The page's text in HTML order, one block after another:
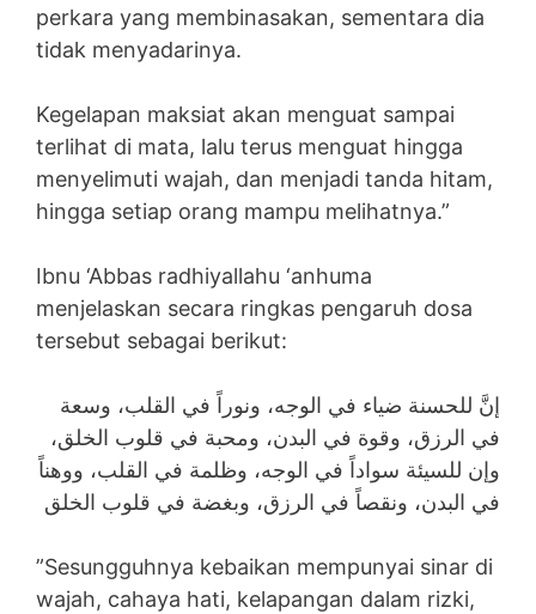
perkara yang membinasakan, sementara dia
tidak menyadarinya.
Kegelapan maksiat akan menguat sampai
terlihat di mata, lalu terus menguat hingga
menyelimuti wajah, dan menjadi tanda hitam,
hingga setiap orang mampu melihatnya.”
Ibnu ‘Abbas radhiyallahu ‘anhuma
menjelaskan secara ringkas pengaruh dosa
tersebut sebagai berikut:
إنَّ للحسنة ضياء في الوجه، ونوراً في القلب، وسعة
في الرزق، وقوة في البدن، ومحبة في قلوب الخلق،
وإن للسيئة سواداً في الوجه، وظلمة في القلب، ووهناً
في البدن، ونقصاً في الرزق، وبغضة في قلوب الخلق
”Sesungguhnya kebaikan mempunyai sinar di
wajah, cahaya hati, kelapangan dalam rizki,